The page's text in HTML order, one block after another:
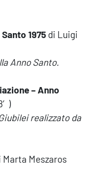
1975 di Luigi
Anno Santo.
– Anno
realizzato da
Marta Meszaros